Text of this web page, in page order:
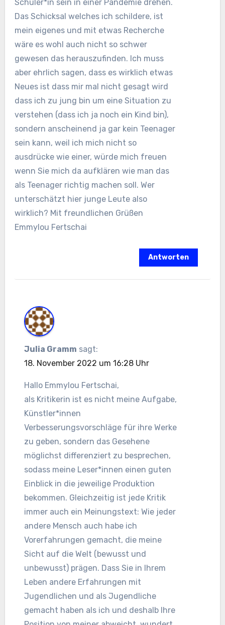
Schüler*in sein in einer Pandemie drehen.
Das Schicksal welches ich schildere, ist
mein eigenes und mit etwas Recherche
wäre es wohl auch nicht so schwer
gewesen das herauszufinden. Ich muss
aber ehrlich sagen, dass es wirklich etwas
Neues ist dass mir mal nicht gesagt wird
dass ich zu jung bin um eine Situation zu
verstehen (dass ich ja noch ein Kind bin),
sondern anscheinend ja gar kein Teenager
sein kann, weil ich mich nicht so
ausdrücke wie einer, würde mich freuen
wenn Sie mich da aufklären wie man das
als Teenager richtig machen soll. Wer
unterschätzt hier junge Leute also
wirklich? Mit freundlichen Grüßen
Emmylou Fertschai
Antworten
Julia Gramm sagt:
18. November 2022 um 16:28 Uhr
Hallo Emmylou Fertschai,
als Kritikerin ist es nicht meine Aufgabe,
Künstler*innen
Verbesserungsvorschläge für ihre Werke
zu geben, sondern das Gesehene
möglichst differenziert zu besprechen,
sodass meine Leser*innen einen guten
Einblick in die jeweilige Produktion
bekommen. Gleichzeitig ist jede Kritik
immer auch ein Meinungstext: Wie jeder
andere Mensch auch habe ich
Vorerfahrungen gemacht, die meine
Sicht auf die Welt (bewusst und
unbewusst) prägen. Dass Sie in Ihrem
Leben andere Erfahrungen mit
Jugendlichen und als Jugendliche
gemacht haben als ich und deshalb Ihre